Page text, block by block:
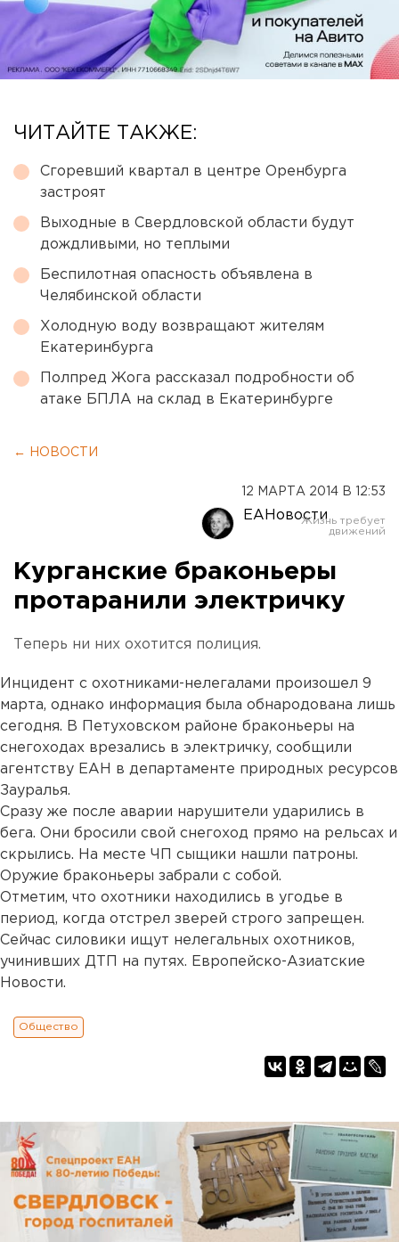
ЧИТАЙТЕ ТАКЖЕ:
Сгоревший квартал в центре Оренбурга
застроят
Выходные в Свердловской области будут
дождливыми, но теплыми
Беспилотная опасность объявлена в
Челябинской области
Холодную воду возвращают жителям
Екатеринбурга
Полпред Жога рассказал подробности об
атаке БПЛА на склад в Екатеринбурге
← НОВОСТИ
12 МАРТА 2014 В 12:53
ЕАНовости
Курганские браконьеры
протаранили электричку
Теперь ни них охотится полиция.
Инцидент с охотниками-нелегалами произошел 9
марта, однако информация была обнародована лишь
сегодня. В Петуховском районе браконьеры на
снегоходах врезались в электричку, сообщили
агентству ЕАН в департаменте природных ресурсов
Зауралья.
Сразу же после аварии нарушители ударились в
бега. Они бросили свой снегоход прямо на рельсах и
скрылись. На месте ЧП сыщики нашли патроны.
Оружие браконьеры забрали с собой.
Отметим, что охотники находились в угодье в
период, когда отстрел зверей строго запрещен.
Сейчас силовики ищут нелегальных охотников,
учинивших ДТП на путях. Европейско-Азиатские
Новости.
Общество